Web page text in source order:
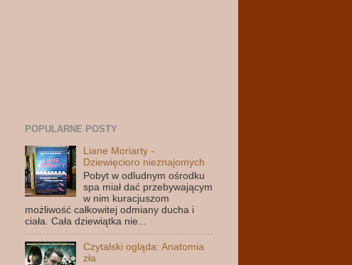
POPULARNE POSTY
Liane Moriarty -
Dziewięcioro nieznajomych
Pobyt w odludnym ośrodku
spa miał dać przebywającym
w nim kuracjuszom
możliwość całkowitej odmiany ducha i
ciała. Cała dziewiątka nie...
Czytalski ogląda: Anatomia
zła